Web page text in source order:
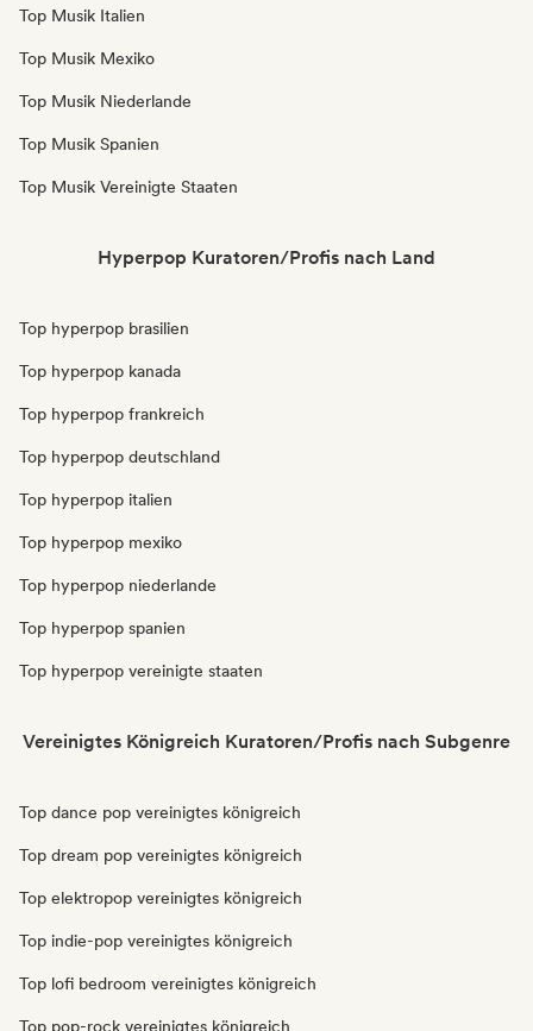
Top Musik Italien
Top Musik Mexiko
Top Musik Niederlande
Top Musik Spanien
Top Musik Vereinigte Staaten
Hyperpop Kuratoren/Profis nach Land
Top hyperpop brasilien
Top hyperpop kanada
Top hyperpop frankreich
Top hyperpop deutschland
Top hyperpop italien
Top hyperpop mexiko
Top hyperpop niederlande
Top hyperpop spanien
Top hyperpop vereinigte staaten
Vereinigtes Königreich Kuratoren/Profis nach Subgenre
Top dance pop vereinigtes königreich
Top dream pop vereinigtes königreich
Top elektropop vereinigtes königreich
Top indie-pop vereinigtes königreich
Top lofi bedroom vereinigtes königreich
Top pop-rock vereinigtes königreich